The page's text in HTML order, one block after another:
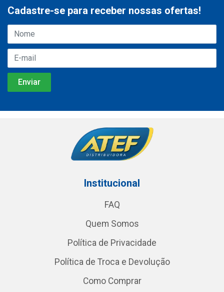
Cadastre-se para receber nossas ofertas!
Institucional
FAQ
Quem Somos
Política de Privacidade
Política de Troca e Devolução
Como Comprar